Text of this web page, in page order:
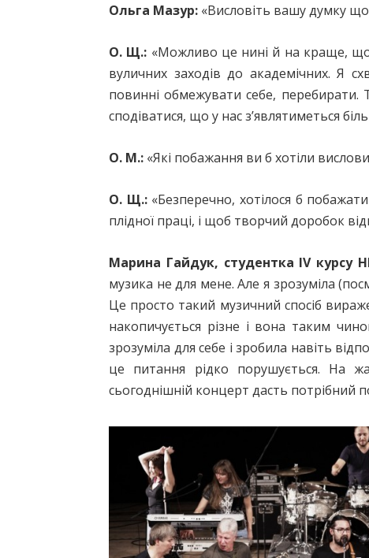
Ольга Мазур: «Висловіть вашу думку
О. Щ.: «Можливо це нині й на краще, що
вуличних заходів до академічних. Я
повинні обмежувати себе, перебирати.
сподіватися, що у нас з’являтиметься
О. М.: «Які побажання ви б хотіли
О. Щ.:«Безперечно, хотілося б
плідної праці, і щоб творчий доробок
Марина Гайдук, студентка ІV курсу
музика не для мене. Але я зрозуміла
Це просто такий музичний спосіб
накопичується різне і вона таким
зрозуміла для себе і зробила навіть
це питання рідко порушується. На
сьогоднішній концерт дасть потрібний